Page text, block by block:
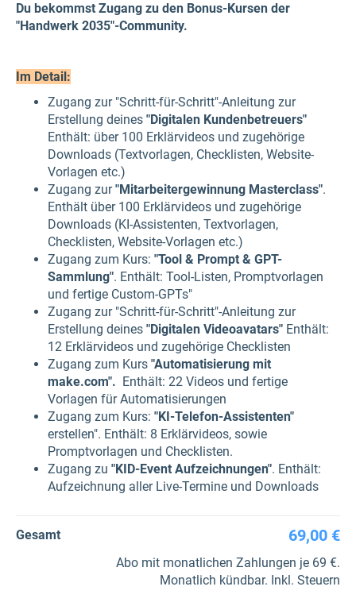
Du bekommst Zugang zu den Bonus-Kursen der
"Handwerk 2035"-Community.
Im Detail:
Zugang zur "Schritt-für-Schritt"-Anleitung zur
Erstellung deines "Digitalen Kundenbetreuers"
Enthält: über 100 Erklärvideos und zugehörige
Downloads (Textvorlagen, Checklisten, Website-
Vorlagen etc.)
Zugang zur"Mitarbeitergewinnung Masterclass".
Enthält über 100 Erklärvideos und zugehörige
Downloads (KI-Assistenten, Textvorlagen,
Checklisten, Website-Vorlagen etc.)
Zugang zum Kurs: "Tool & Prompt & GPT-
Sammlung". Enthält: Tool-Listen, Promptvorlagen
und fertige Custom-GPTs"
Zugang zur "Schritt-für-Schritt"-Anleitung zur
Erstellung deines "Digitalen Videoavatars" Enthält:
12 Erklärvideos und zugehörige Checklisten
Zugang zum Kurs "Automatisierung mit
make.com". Enthält: 22 Videos und fertige
Vorlagen für Automatisierungen
Zugang zum Kurs: "KI-Telefon-Assistenten"
erstellen". Enthält: 8 Erklärvideos, sowie
Promptvorlagen und Checklisten.
Zugang zu "KID-Event Aufzeichnungen". Enthält:
Aufzeichnung aller Live-Termine und Downloads
Gesamt 69,00 €
Abo mit monatlichen Zahlungen je 69 €.
Monatlich kündbar. Inkl. Steuern